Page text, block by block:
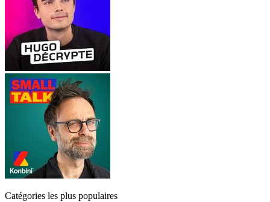
Catégories les plus populaires